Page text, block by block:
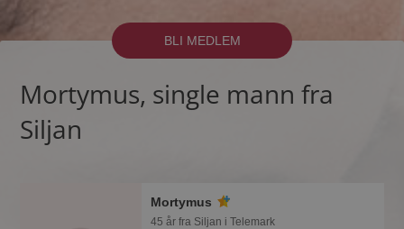
BLI MEDLEM
Mortymus, single mann fra
Siljan
Mortymus
45 år fra Siljan i Telemark